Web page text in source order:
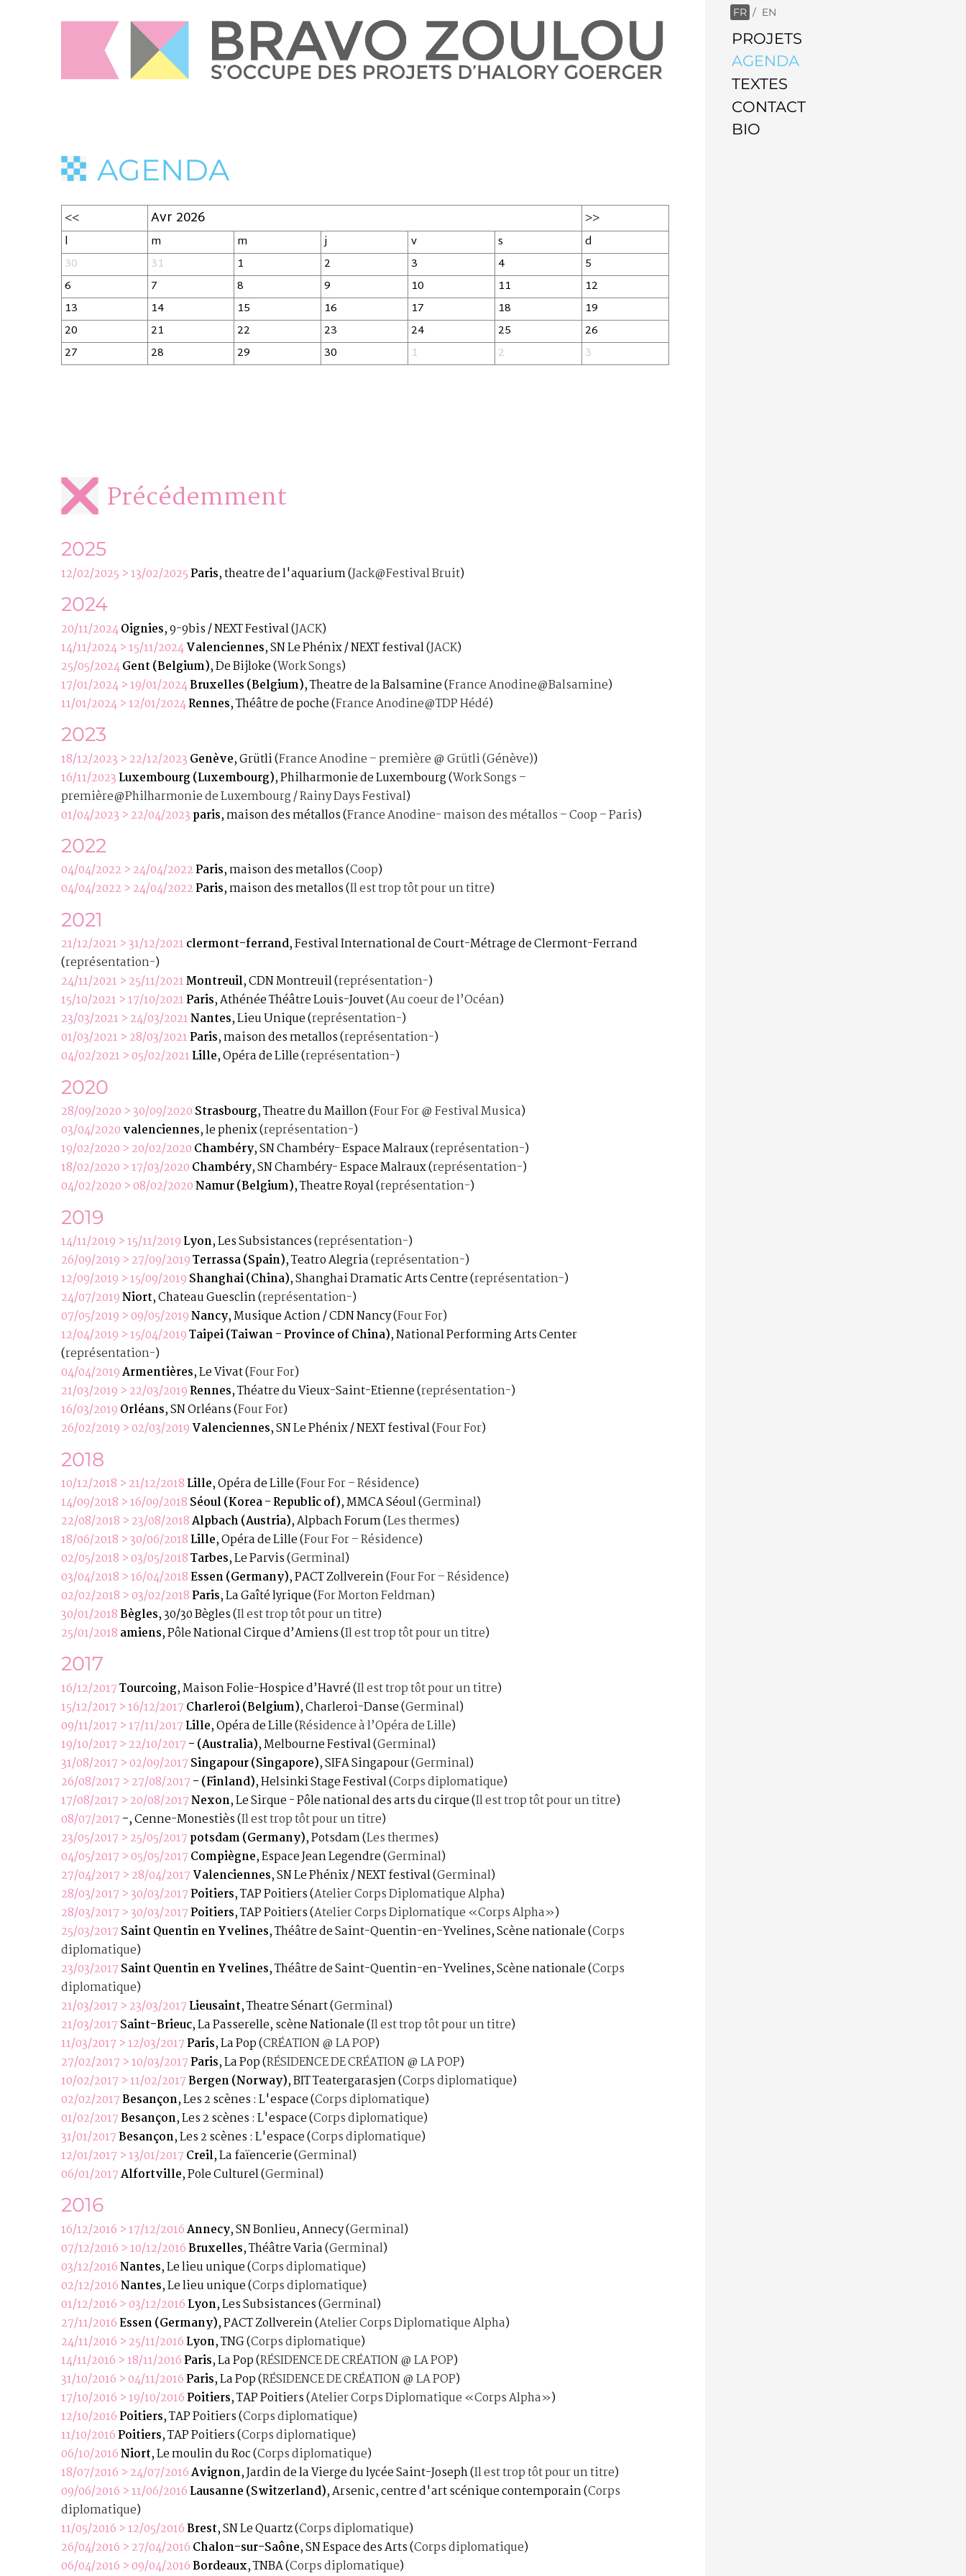
FR / EN
PROJETS
AGENDA
TEXTES
CONTACT
BIO
AGENDA
<< Avr 2026 >>
l m m j v s
d
30
31 1 2 3 4
5
6
7 8 9 10 11
12
13
14 15 16 17 18
19
20
21 22 23 24 25
26
27
28 29 30 1 2 3
Précédemment
2025
12/02/2025 > 13/02/2025Paris, theatre de l'aquarium(Jack@Festival Bruit)
2024
20/11/2024Oignies, 9-9bis / NEXT Festival(JACK)
14/11/2024 > 15/11/2024Valenciennes, SN Le Phénix / NEXT festival(JACK)
25/05/2024Gent (Belgium), De Bijloke(Work Songs)
17/01/2024 > 19/01/2024Bruxelles (Belgium), Theatre de la Balsamine(France Anodine@Balsamine)
11/01/2024 > 12/01/2024Rennes, Théâtre de poche(France Anodine@TDP Hédé)
2023
18/12/2023 > 22/12/2023 Genève, Grütli(France Anodine – première @ Grütli (Génève))
16/11/2023 Luxembourg (Luxembourg), Philharmonie de Luxembourg(Work Songs –
première@Philharmonie de Luxembourg / Rainy Days Festival)
01/04/2023 > 22/04/2023 paris, maison des métallos(France Anodine- maison des métallos – Coop – Paris)
2022
04/04/2022 > 24/04/2022Paris, maison des metallos(Coop)
04/04/2022 > 24/04/2022Paris, maison des metallos(Il est trop tôt pour un titre)
2021
21/12/2021 > 31/12/2021 clermont-ferrand, Festival International de Court-Métrage de Clermont-Ferrand
(représentation-)
24/11/2021 > 25/11/2021Montreuil, CDN Montreuil(représentation-)
15/10/2021 > 17/10/2021Paris, Athénée Théâtre Louis-Jouvet(Au coeur de l’Océan)
23/03/2021 > 24/03/2021Nantes, Lieu Unique(représentation-)
01/03/2021 > 28/03/2021Paris, maison des metallos(représentation-)
04/02/2021 > 05/02/2021 Lille, Opéra de Lille(représentation-)
2020
28/09/2020 > 30/09/2020 Strasbourg, Theatre du Maillon(Four For @ Festival Musica)
03/04/2020 valenciennes, le phenix(représentation-)
19/02/2020 > 20/02/2020 Chambéry, SN Chambéry- Espace Malraux(représentation-)
18/02/2020 > 17/03/2020 Chambéry, SN Chambéry- Espace Malraux(représentation-)
04/02/2020 > 08/02/2020Namur (Belgium), Theatre Royal(représentation-)
2019
14/11/2019 > 15/11/2019 Lyon, Les Subsistances(représentation-)
26/09/2019 > 27/09/2019Terrassa (Spain), Teatro Alegria(représentation-)
12/09/2019 > 15/09/2019 Shanghai (China), Shanghai Dramatic Arts Centre(représentation-)
24/07/2019Niort, Chateau Guesclin(représentation-)
07/05/2019 > 09/05/2019Nancy, Musique Action / CDN Nancy(Four For)
12/04/2019 > 15/04/2019Taipei (Taiwan - Province of China), National Performing Arts Center
(représentation-)
04/04/2019Armentières, Le Vivat(Four For)
21/03/2019 > 22/03/2019Rennes, Théatre du Vieux-Saint-Etienne(représentation-)
16/03/2019 Orléans, SN Orléans(Four For)
26/02/2019 > 02/03/2019 Valenciennes, SN Le Phénix / NEXT festival(Four For)
2018
10/12/2018 > 21/12/2018 Lille, Opéra de Lille(Four For – Résidence)
14/09/2018 > 16/09/2018 Séoul (Korea - Republic of), MMCA Séoul(Germinal)
22/08/2018 > 23/08/2018Alpbach (Austria), Alpbach Forum(Les thermes)
18/06/2018 > 30/06/2018 Lille, Opéra de Lille(Four For – Résidence)
02/05/2018 > 03/05/2018Tarbes, Le Parvis(Germinal)
03/04/2018 > 16/04/2018 Essen (Germany), PACT Zollverein(Four For – Résidence)
02/02/2018 > 03/02/2018Paris, La Gaîté lyrique(For Morton Feldman)
30/01/2018 Bègles, 30/30 Bègles(Il est trop tôt pour un titre)
25/01/2018 amiens, Pôle National Cirque d’Amiens(Il est trop tôt pour un titre)
2017
16/12/2017Tourcoing, Maison Folie-Hospice d’Havré(Il est trop tôt pour un titre)
15/12/2017 > 16/12/2017 Charleroi (Belgium), Charleroi-Danse(Germinal)
09/11/2017 > 17/11/2017 Lille, Opéra de Lille(Résidence à l’Opéra de Lille)
19/10/2017 > 22/10/2017 - (Australia), Melbourne Festival(Germinal)
31/08/2017 > 02/09/2017 Singapour (Singapore), SIFA Singapour(Germinal)
26/08/2017 > 27/08/2017 - (Finland), Helsinki Stage Festival(Corps diplomatique)
17/08/2017 > 20/08/2017Nexon, Le Sirque - Pôle national des arts du cirque(Il est trop tôt pour un titre)
08/07/2017 -, Cenne-Monestiès(Il est trop tôt pour un titre)
23/05/2017 > 25/05/2017 potsdam (Germany), Potsdam(Les thermes)
04/05/2017 > 05/05/2017 Compiègne, Espace Jean Legendre(Germinal)
27/04/2017 > 28/04/2017 Valenciennes, SN Le Phénix / NEXT festival(Germinal)
28/03/2017 > 30/03/2017Poitiers, TAP Poitiers(Atelier Corps Diplomatique Alpha)
28/03/2017 > 30/03/2017Poitiers, TAP Poitiers(Atelier Corps Diplomatique «Corps Alpha»)
25/03/2017 Saint Quentin en Yvelines, Théâtre de Saint-Quentin-en-Yvelines, Scène nationale(Corps
diplomatique)
23/03/2017 Saint Quentin en Yvelines, Théâtre de Saint-Quentin-en-Yvelines, Scène nationale(Corps
diplomatique)
21/03/2017 > 23/03/2017 Lieusaint, Theatre Sénart(Germinal)
21/03/2017 Saint-Brieuc, La Passerelle, scène Nationale(Il est trop tôt pour un titre)
11/03/2017 > 12/03/2017Paris, La Pop(CRÉATION @ LA POP)
27/02/2017 > 10/03/2017Paris, La Pop(RÉSIDENCE DE CRÉATION @ LA POP)
10/02/2017 > 11/02/2017 Bergen (Norway), BIT Teatergarasjen(Corps diplomatique)
02/02/2017 Besançon, Les 2 scènes : L'espace(Corps diplomatique)
01/02/2017 Besançon, Les 2 scènes : L'espace(Corps diplomatique)
31/01/2017 Besançon, Les 2 scènes : L'espace(Corps diplomatique)
12/01/2017 > 13/01/2017 Creil, La faïencerie(Germinal)
06/01/2017Alfortville, Pole Culturel(Germinal)
2016
16/12/2016 > 17/12/2016Annecy, SN Bonlieu, Annecy(Germinal)
07/12/2016 > 10/12/2016 Bruxelles, Théâtre Varia(Germinal)
03/12/2016Nantes, Le lieu unique(Corps diplomatique)
02/12/2016Nantes, Le lieu unique(Corps diplomatique)
01/12/2016 > 03/12/2016 Lyon, Les Subsistances(Germinal)
27/11/2016 Essen (Germany), PACT Zollverein(Atelier Corps Diplomatique Alpha)
24/11/2016 > 25/11/2016 Lyon, TNG(Corps diplomatique)
14/11/2016 > 18/11/2016Paris, La Pop(RÉSIDENCE DE CRÉATION @ LA POP)
31/10/2016 > 04/11/2016Paris, La Pop(RÉSIDENCE DE CRÉATION @ LA POP)
17/10/2016 > 19/10/2016Poitiers, TAP Poitiers(Atelier Corps Diplomatique «Corps Alpha»)
12/10/2016Poitiers, TAP Poitiers(Corps diplomatique)
11/10/2016Poitiers, TAP Poitiers(Corps diplomatique)
06/10/2016Niort, Le moulin du Roc(Corps diplomatique)
18/07/2016 > 24/07/2016Avignon, Jardin de la Vierge du lycée Saint-Joseph(Il est trop tôt pour un titre)
09/06/2016 > 11/06/2016 Lausanne (Switzerland), Arsenic, centre d'art scénique contemporain(Corps
diplomatique)
11/05/2016 > 12/05/2016 Brest, SN Le Quartz(Corps diplomatique)
26/04/2016 > 27/04/2016 Chalon-sur-Saône, SN Espace des Arts(Corps diplomatique)
06/04/2016 > 09/04/2016 Bordeaux, TNBA(Corps diplomatique)